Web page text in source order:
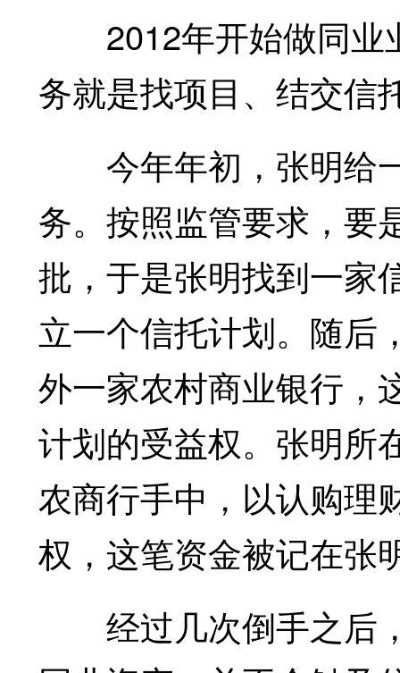
2012年开始做同业
务就是找项目、结交信
今年年初，张明给
务。按照监管要求，要
批，于是张明找到一家
立一个信托计划。随后
外一家农村商业银行，
计划的受益权。张明所
农商行手中，以认购理
权，这笔资金被记在张
经过几次倒手之后，